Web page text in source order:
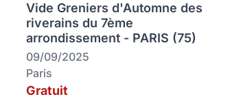
Vide Greniers d'Automne des
riverains du 7ème
arrondissement - PARIS (75)
09/09/2025
Paris
Gratuit